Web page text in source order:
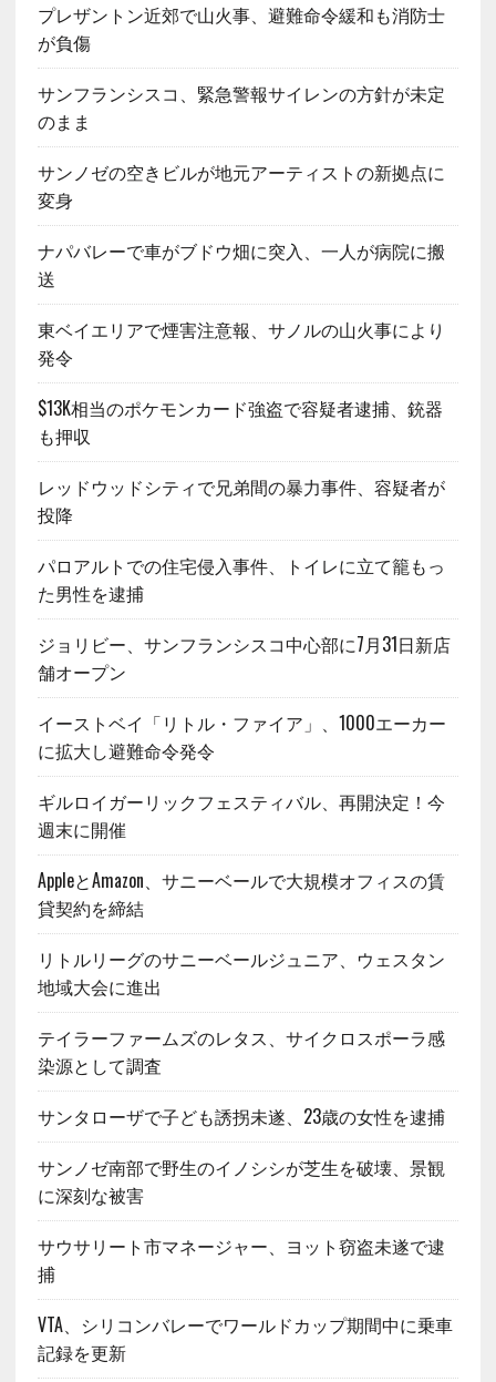
プレザントン近郊で山火事、避難命令緩和も消防士
が負傷
サンフランシスコ、緊急警報サイレンの方針が未定
のまま
サンノゼの空きビルが地元アーティストの新拠点に
変身
ナパバレーで車がブドウ畑に突入、一人が病院に搬
送
東ベイエリアで煙害注意報、サノルの山火事により
発令
$13K相当のポケモンカード強盗で容疑者逮捕、銃器
も押収
レッドウッドシティで兄弟間の暴力事件、容疑者が
投降
パロアルトでの住宅侵入事件、トイレに立て籠もっ
た男性を逮捕
ジョリビー、サンフランシスコ中心部に7月31日新店
舗オープン
イーストベイ「リトル・ファイア」、1000エーカー
に拡大し避難命令発令
ギルロイガーリックフェスティバル、再開決定！今
週末に開催
AppleとAmazon、サニーベールで大規模オフィスの賃
貸契約を締結
リトルリーグのサニーベールジュニア、ウェスタン
地域大会に進出
テイラーファームズのレタス、サイクロスポーラ感
染源として調査
サンタローザで子ども誘拐未遂、23歳の女性を逮捕
サンノゼ南部で野生のイノシシが芝生を破壊、景観
に深刻な被害
サウサリート市マネージャー、ヨット窃盗未遂で逮
捕
VTA、シリコンバレーでワールドカップ期間中に乗車
記録を更新